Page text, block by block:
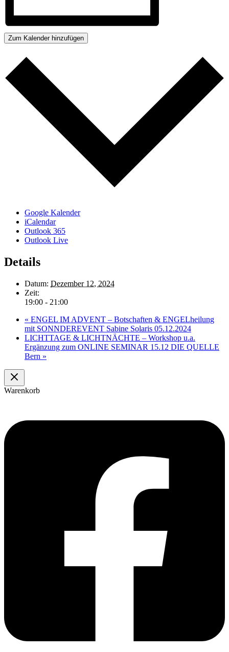
Zum Kalender hinzufügen
Google Kalender
iCalendar
Outlook 365
Outlook Live
Details
Datum: Dezember 12, 2024
Zeit:
19:00 - 21:00
« ENGEL IM ADVENT – Botschaften & ENGELheilung
mit SONNDEREVENT Sabine Solaris 05.12.2024
LICHTTAGE & LICHTNÄCHTE – Workshop u.a.
Ergänzung zum ONLINE SEMINAR 15.12 DIE QUELLE
Bern »
Warenkorb